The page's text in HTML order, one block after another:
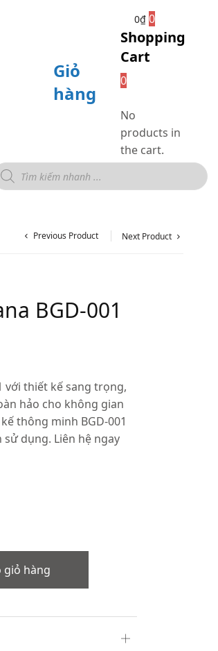
Giỏ
hàng
0₫ 0
Shopping
Cart
0
No
products in
the cart.
Previous Product Next Product
BGD-001
với thiết kế sang trọng,
hảo cho không gian
thông minh BGD-001
dụng. Liên hệ ngay
giỏ hàng